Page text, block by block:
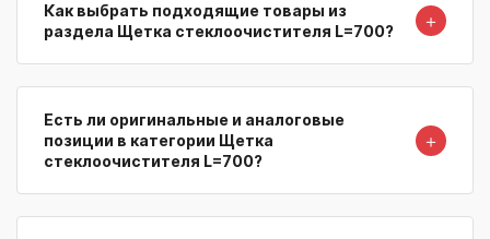
Как выбрать подходящие товары из
раздела Щетка стеклоочистителя L=700?
＋
Есть ли оригинальные и аналоговые
позиции в категории Щетка
стеклоочистителя L=700?
＋